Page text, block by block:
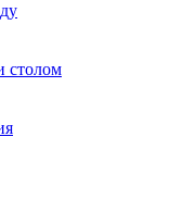
столом